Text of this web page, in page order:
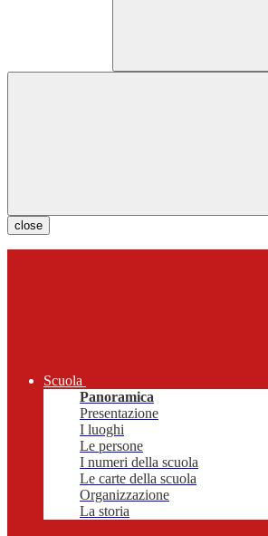
close
Scuola
Panoramica
Presentazione
I luoghi
Le persone
I numeri della scuola
Le carte della scuola
Organizzazione
La storia